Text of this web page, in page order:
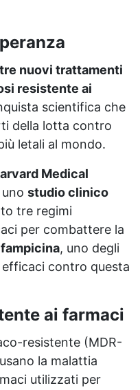
tre nuovi trattamenti
resistente ai
scientifica che
della lotta contro
letali al mondo.
Medical
uno studio clinico
tre regimi
per combattere la
, uno degli
contro questa
ai farmaci
resistente (MDR-
la malattia
utilizzati per